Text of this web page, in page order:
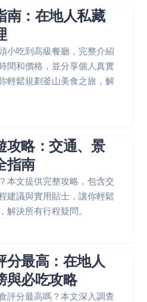
南：在地人私藏
小吃到高級餐廳，完整介紹
間和價格，並分享個人真實
輕鬆規劃釜山美食之旅，解
攻略：交通、景
指南
本文提供完整攻略，包含交
建議與實用貼士，讓你輕鬆
解決所有行程疑問。
分最高：在地人
與必吃攻略
評分最高嗎？本文深入調查